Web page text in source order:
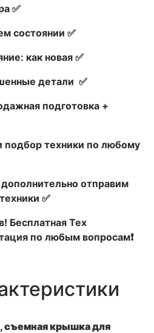
✅
состоянии ✅
как новая ✅
детали ✅
подготовка +
подбор техники по любому
отправим
✅
Бесплатная Тех
по любым вопросам❗
съемная крышка для